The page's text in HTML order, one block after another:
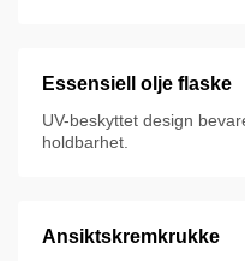
Essensiell olje flaske
UV-beskyttet design
holdbarhet.
Ansiktskremkrukke